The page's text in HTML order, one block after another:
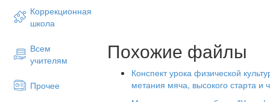
Коррекционная
школа
Всем
учителям
Прочее
Похожие файлы
Конспект урока физической
метания мяча, высокого старта и